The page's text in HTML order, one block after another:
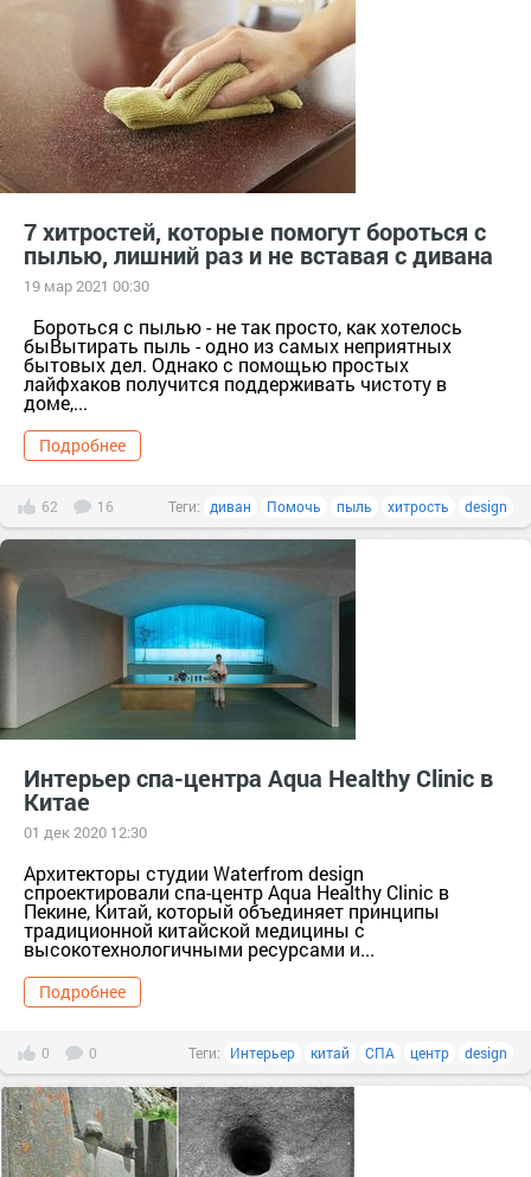
7 хитростей, которые помогут бороться с
пылью, лишний раз и не вставая с дивана
19 мар 2021 00:30
Бороться с пылью - не так просто, как хотелось
быВытирать пыль - одно из самых неприятных
бытовых дел. Однако с помощью простых
лайфхаков получится поддерживать чистоту в
доме,...
Подробнее
62 16 Теги: диван Помочь пыль хитрость design
Интерьер спа-центра Aqua Healthy Clinic в
Китае
01 дек 2020 12:30
Архитекторы студии Waterfrom design
спроектировали спа-центр Aqua Healthy Clinic в
Пекине, Китай, который объединяет принципы
традиционной китайской медицины с
высокотехнологичными ресурсами и...
Подробнее
0 0 Теги: Интерьер китай СПА центр design